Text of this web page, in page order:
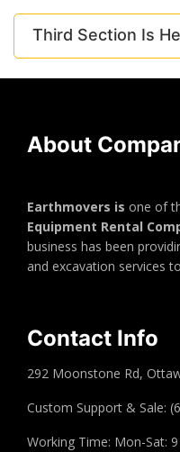
Third Section Is
About
Earthmovers is one of
Equipment Rental
business has been
and excavation services
Contact Info
292 Moonstone Rd,
Custom Support & Sale:
Working Time: Mon-Sat: